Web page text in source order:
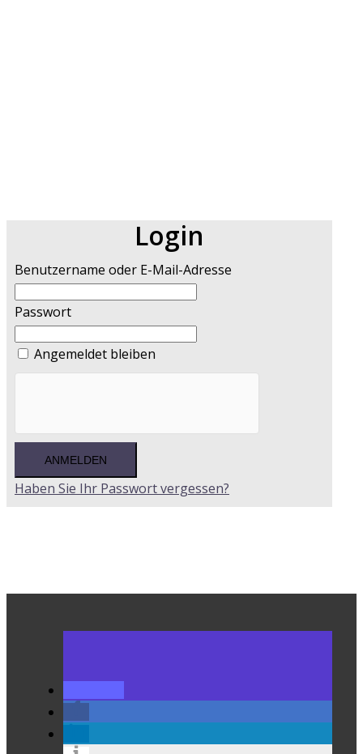
Login
Benutzername oder E-Mail-Adresse
Passwort
Angemeldet bleiben
Haben Sie Ihr Passwort vergessen?